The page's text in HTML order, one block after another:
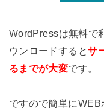
WordPressは無料で
ウンロードするとサ
るまでが大変です。
ですので簡単にWEB